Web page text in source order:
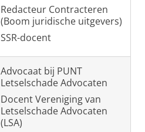
Redacteur Contracteren
(Boom juridische uitgevers)
SSR-docent
Advocaat bij PUNT
Letselschade Advocaten
Docent Vereniging van
Letselschade Advocaten
(LSA)